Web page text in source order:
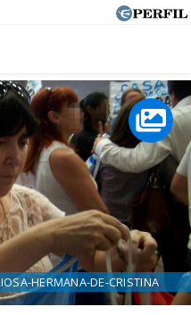
HERMANA-DE-CRISTINA